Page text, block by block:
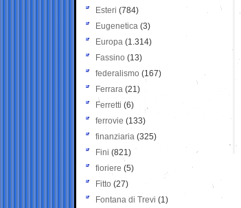
Esteri (784)
Eugenetica (3)
Europa (1.314)
Fassino (13)
federalismo (167)
Ferrara (21)
Ferretti (6)
ferrovie (133)
finanziaria (325)
Fini (821)
fioriere (5)
Fitto (27)
Fontana di Trevi (1)